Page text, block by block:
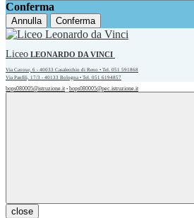
Conferma
Annulla Conferma
Liceo LEONARDO DA VINCI
Via Cavour, 6 - 40033 Casalecchio di Reno • Tel. 051 591868
Via Panfili, 17/3 - 40133 Bologna • Tel. 051 6194857
bops080005@istruzione.it • bops080005@pec.istruzione.it
close